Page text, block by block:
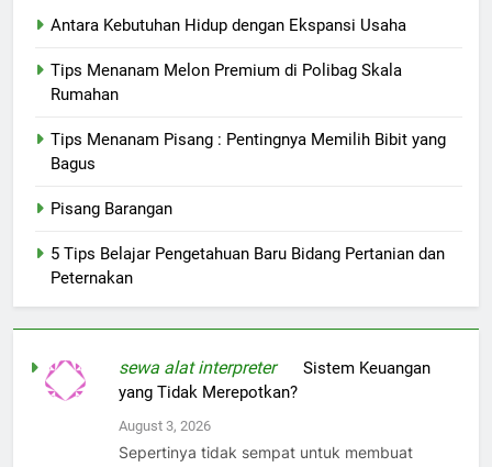
Antara Kebutuhan Hidup dengan Ekspansi Usaha
Tips Menanam Melon Premium di Polibag Skala
Rumahan
Tips Menanam Pisang : Pentingnya Memilih Bibit yang
Bagus
Pisang Barangan
5 Tips Belajar Pengetahuan Baru Bidang Pertanian dan
Peternakan
sewa alat interpreteronSistem Keuangan
yang Tidak Merepotkan?
August 3, 2026
Sepertinya tidak sempat untuk membuat